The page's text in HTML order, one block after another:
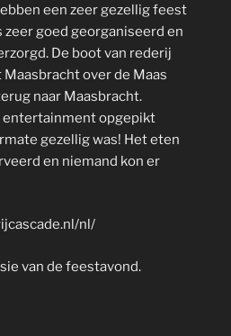
een zeer gezellig feest
zeer goed georganiseerd en
De boot van rederij
over de Maas
naar Maasbracht.
entertainment opgepikt
gezellig was! Het eten
en niemand kon er
nl/
van de feestavond.